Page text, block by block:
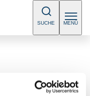
SUCHE MENÜ